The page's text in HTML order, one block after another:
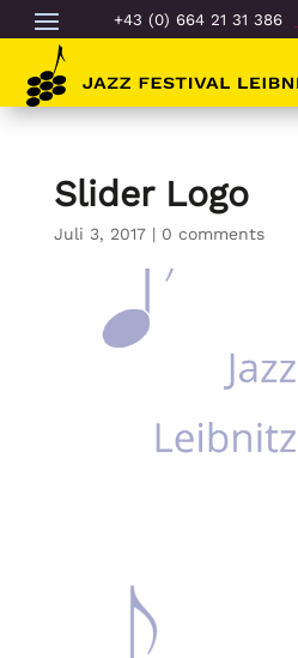
+43 (0) 664 21 31 386
Slider Logo
Juli 3, 2017| 0 comments